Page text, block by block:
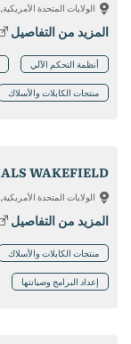
الولايات المتحدة
المزيد من التفاصيل
أنظمة التحكم الآلي
منتجات الكابلات والأسلاك
WAKEFIELD
الولايات المتحدة
المزيد من التفاصيل
منتجات الكابلات والأسلاك
إعداد البرامج وصيانتها